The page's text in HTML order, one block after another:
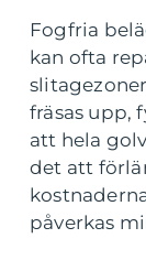
Fogfria
kan ofta
fräsas upp,
att hela
det att
påverkas